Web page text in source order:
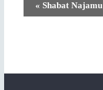
« Shabat Najamu